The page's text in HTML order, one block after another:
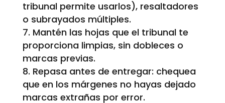
tribunal permite usarlos), resaltadores
o subrayados múltiples.
Mantén las hojas que el tribunal te
proporciona limpias, sin dobleces o
marcas previas.
Repasa antes de entregar: chequea
que en los márgenes no hayas dejado
marcas extrañas por error.